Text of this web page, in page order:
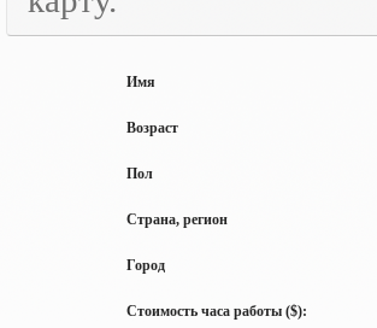
Имя
Возраст
Пол
Страна, регион
Город
Стоимость часа работы ($):